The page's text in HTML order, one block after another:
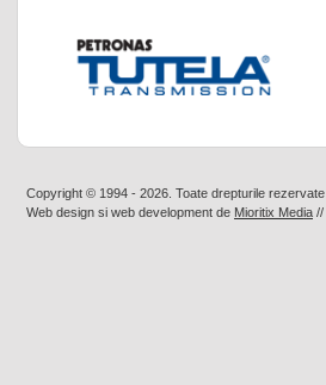
Copyright © 1994 - 2026. Toate drepturile rezervate
Web design si web development de Mioritix Media //